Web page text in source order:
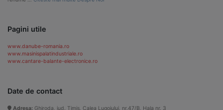
Pagini utile
www.danube-romania.ro
www.masinispalatindustriale.ro
www.cantare-balante-electronice.ro
Date de contact
Adresa: Ghiroda, jud. Timis, Calea Lugojului, nr.47/B, Hala nr. 3